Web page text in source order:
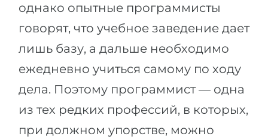
однако опытные программисты
говорят, что учебное заведение дает
лишь базу, а дальше необходимо
ежедневно учиться самому по ходу
дела. Поэтому программист — одна
из тех редких профессий, в которых,
при должном упорстве, можно